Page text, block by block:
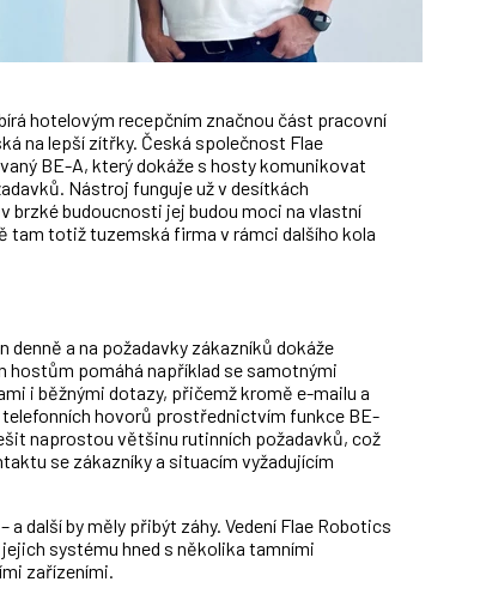
hotelovým recepčním značnou část pracovní
na lepší zítřky. Česká společnost Flae
BE-A, který dokáže s hosty komunikovat
Nástroj funguje už v desítkách
brzké budoucnosti jej budou moci na vlastní
tam totiž tuzemská firma v rámci dalšího kola
denně a na požadavky zákazníků dokáže
hostům pomáhá například se samotnými
i běžnými dotazy, přičemž kromě e-mailu a
hovorů prostřednictvím funkce BE-
naprostou většinu rutinních požadavků, což
se zákazníky a situacím vyžadujícím
další by měly přibýt záhy. Vedení Flae Robotics
systému hned s několika tamními
zařízeními.